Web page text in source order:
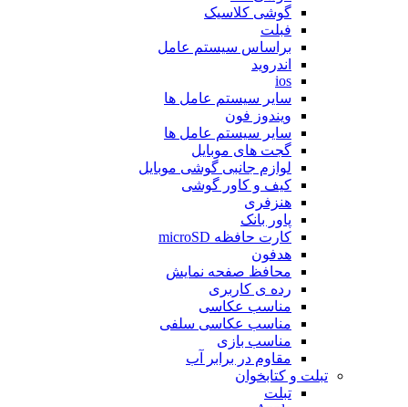
گوشی کلاسیک
فبلت
براساس سیستم عامل
اندروید
ios
سایر سیستم عامل ها
ویندوز فون
سایر سیستم عامل ها
گجت های موبایل
لوازم جانبی گوشی موبایل
کیف و کاور گوشی
هنزفری
پاور بانک
کارت حافظه microSD
هدفون
محافظ صفحه نمایش
رده ی کاربری
مناسب عکاسی
مناسب عکاسی سلفی
مناسب بازی
مقاوم در برابر آب
تبلت و کتابخوان
تبلت